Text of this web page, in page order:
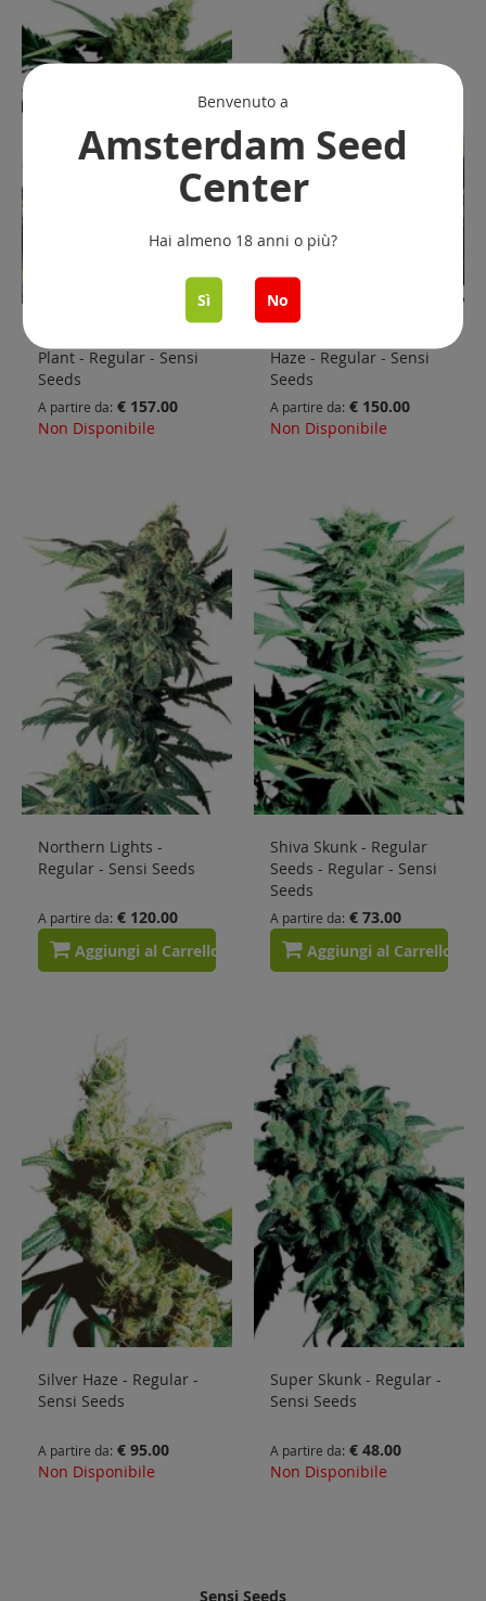
Plant - Regular - Sensi
Seeds
A partire da € 157.00
Non Disponibile
Haze - Regular - Sensi
Seeds
A partire da € 150.00
Non Disponibile
Northern Lights -
Regular - Sensi Seeds
A partire da € 120.00
Aggiungi al Carrello
Shiva Skunk - Regular
Seeds - Regular - Sensi
Seeds
A partire da € 73.00
Aggiungi al Carrello
Silver Haze - Regular -
Sensi Seeds
A partire da € 95.00
Non Disponibile
Super Skunk - Regular -
Sensi Seeds
A partire da € 48.00
Non Disponibile
Sensi Seeds
Benvenuto a
Amsterdam Seed
Center
Hai almeno 18 anni o più?
Sì No